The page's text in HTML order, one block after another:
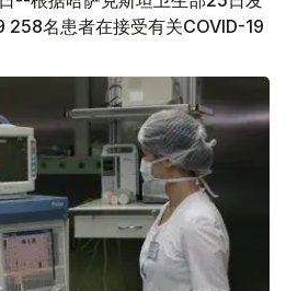
258名患者在接受有关COVID-19